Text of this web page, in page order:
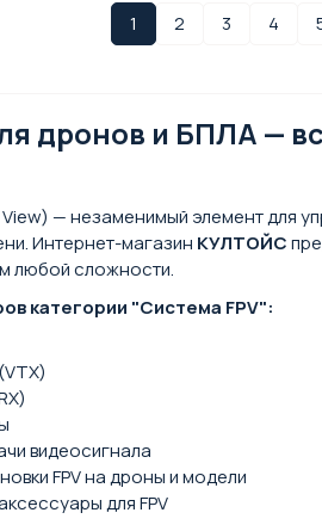
1 2 3 4
дронов и БПЛА —
View) — незаменимый элемент для
Интернет-магазин КУЛТОЙС
любой сложности.
категории "Система FPV":
видеосигнала
FPV на дроны и модели
для FPV